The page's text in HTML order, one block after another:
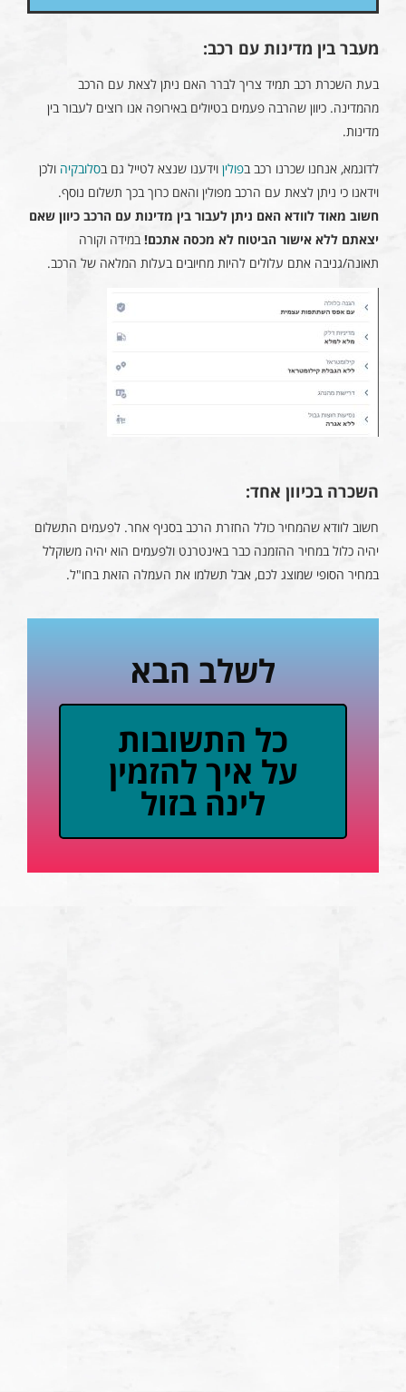
מעבר בין מדינות עם רכב:
בעת השכרת רכב תמיד צריך לברר האם ניתן לצאת עם הרכב
מהמדינה. כיוון שהרבה פעמים בטיולים באירופה אנו רוצים לעבור בין
מדינות.
לדוגמא, אנחנו שכרנו רכב בפולין וידענו שנצא לטייל גם בסלובקיה ולכן
וידאנו כי ניתן לצאת עם הרכב מפולין והאם כרוך בכך תשלום נוסף.
חשוב מאוד לוודא האם ניתן לעבור בין מדינות עם הרכב כיוון שאם
יצאתם ללא אישור הביטוח לא מכסה אתכם! במידה וקורה
תאונה/גניבה אתם עלולים להיות מחיובים בעלות המלאה של הרכב.
השכרה בכיוון אחד:
חשוב לוודא שהמחיר כולל החזרת הרכב בסניף אחר. לפעמים התשלום
יהיה כלול במחיר ההזמנה כבר באינטרנט ולפעמים הוא יהיה משוקלל
במחיר הסופי שמוצג לכם, אבל תשלמו את העמלה הזאת בחו"ל.
לשלב הבא
כל התשובות
על איך להזמין
לינה בזול